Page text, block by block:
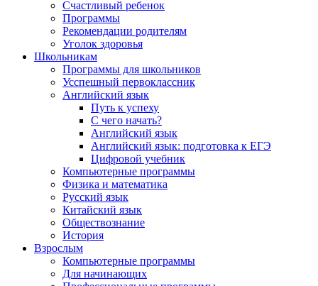
Счастливый ребенок
Программы
Рекомендации родителям
Уголок здоровья
Школьникам
Программы для школьников
Усспешный первоклассник
Английский язык
Путь к успеху
С чего начать?
Английский язык
Английский язык: подготовка к ЕГЭ
Цифровой учебник
Компьютерные программы
Физика и математика
Русский язык
Китайский язык
Обществознание
История
Взрослым
Компьютерные программы
Для начинающих